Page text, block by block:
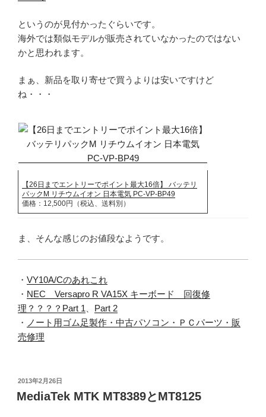
というのが見付かったぐらいです。
海外では類似モデルが販売されていなかったのではない
かと思われます。
まぁ、新品を取り寄せで買うよりは安いですけど
ね・・・
【26日までエントリーでポイント最大16倍】 バッテリ
パックM リチウムイオン 日本電気 PC-VP-BP49
価格：12,500円（税込、送料別）
ま、そんな感じのお値段なようです。
・ VY10A/Cのあれこれ
・ NEC Versapro R VA15X キーボード 回復修
理？？？？Part 1
Part 2
・ ノート用ゴム足製作・中古パソコン・ＰＣパーツ・販
売修理
投
稿
日:
2013年2月26日
MediaTek MTK MT8389とMT8125